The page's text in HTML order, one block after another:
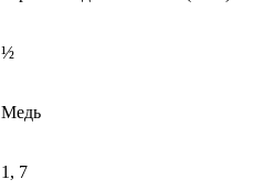
½
Медь
1, 7